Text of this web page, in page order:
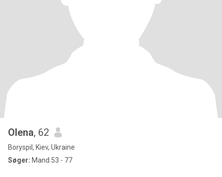
Olena, 62
Boryspil, Kiev, Ukraine
Søger: Mand 53 - 77